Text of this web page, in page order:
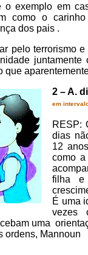
o exemplo em
como o
dos pais .
pelo terrorismo
juntamente
que
2 – A.
em
RESP:
dias
12
como a
filha e
É uma
vezes
uma
ordens, Mannoun